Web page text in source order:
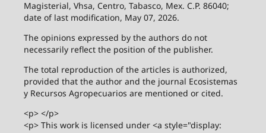
Magisterial, Vhsa, Centro, Tabasco, Mex. C.P. 86040;
date of last modification, May 07, 2026.
The opinions expressed by the authors do not
necessarily reflect the position of the publisher.
The total reproduction of the articles is authorized,
provided that the author and the journal Ecosistemas
y Recursos Agropecuarios are mentioned or cited.
<p> </p>
<p> This work is licensed under <a style="display: